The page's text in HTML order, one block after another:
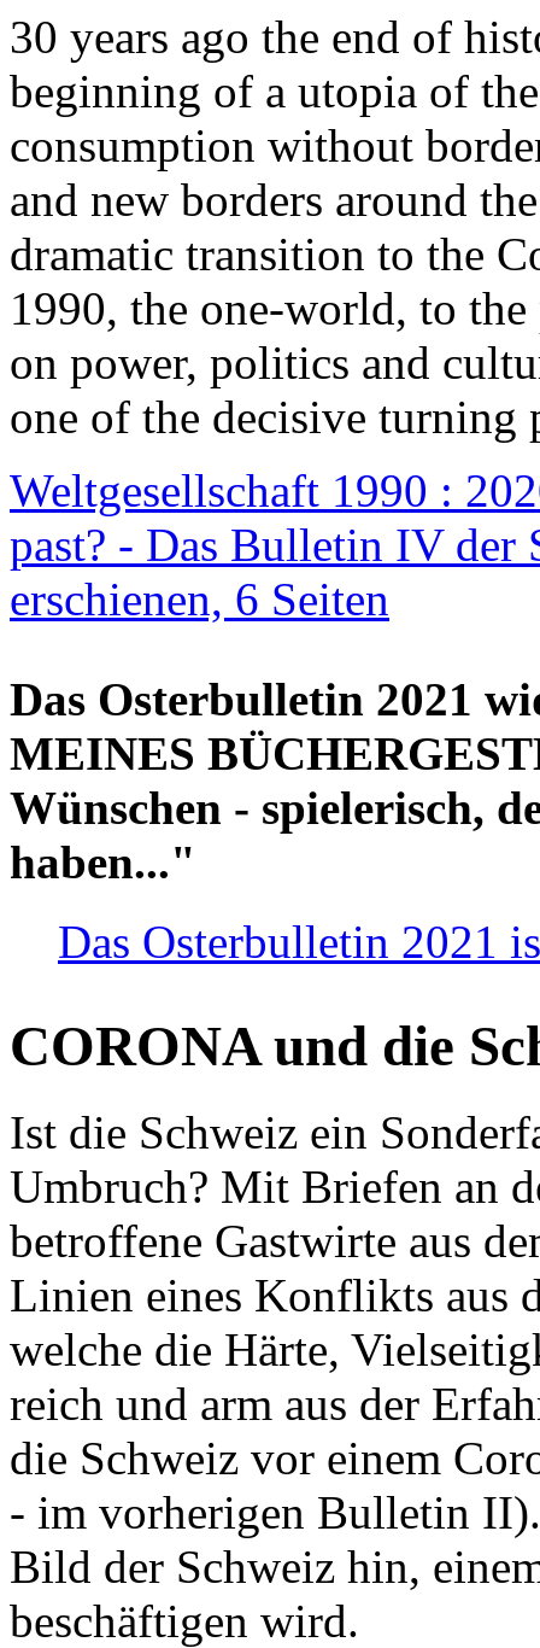
30 years ago the end of
beginning of a utopia of
consumption without
and new borders around
dramatic transition to the
1990, the one-world, to the
on power, politics and
one of the decisive turning
Weltgesellschaft 1990 :
past? - Das Bulletin IV der
erschienen, 6 Seiten
Das Osterbulletin 2021
MEINES
Wünschen - spielerisch,
haben..."
Das Osterbulletin 2021
CORONA und die
Ist die Schweiz ein
Umbruch? Mit Briefen an
betroffene Gastwirte aus
Linien eines Konflikts aus
welche die Härte,
reich und arm aus der
die Schweiz vor einem
- im vorherigen Bulletin
Bild der Schweiz hin,
beschäftigen wird.